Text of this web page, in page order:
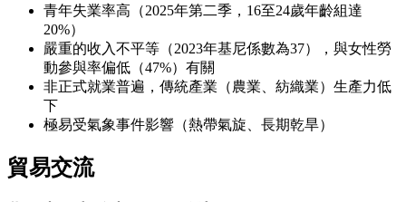
青年失業率高（2025年第二季，16至24歲年齡組達
20%）
嚴重的收入不平等（2023年基尼係數為37），與女性勞
動參與率偏低（47%）有關
非正式就業普遍，傳統產業（農業、紡織業）生產力低
下
極易受氣象事件影響（熱帶氣旋、長期乾旱）
貿易交流